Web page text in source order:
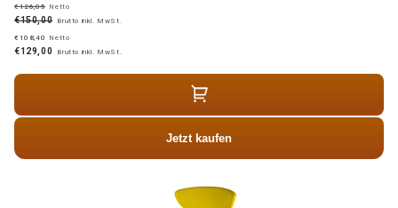
€126,05 Netto
€150,00 Brutto inkl. MwSt.
€108,40
Netto
€129,00 Brutto inkl. MwSt.
Jetzt kaufen